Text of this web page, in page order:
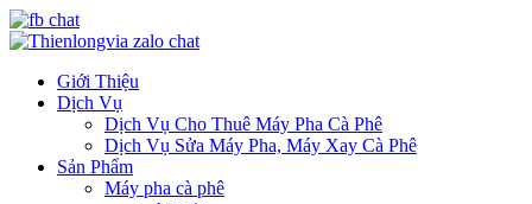
Giới Thiệu
Dịch Vụ
Dịch Vụ Cho Thuê Máy Pha Cà Phê
Dịch Vụ Sửa Máy Pha, Máy Xay Cà Phê
Sản Phẩm
Máy pha cà phê